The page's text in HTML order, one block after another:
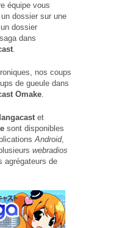
équipe vous
dossier sur une
dossier
dans
.
nos coups
de gueule dans
Omake.
et
sont disponibles
Android,
webradios
agrégateurs de